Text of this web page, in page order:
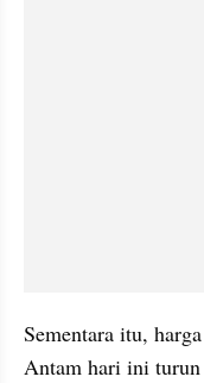
Sementara itu,
Antam hari ini